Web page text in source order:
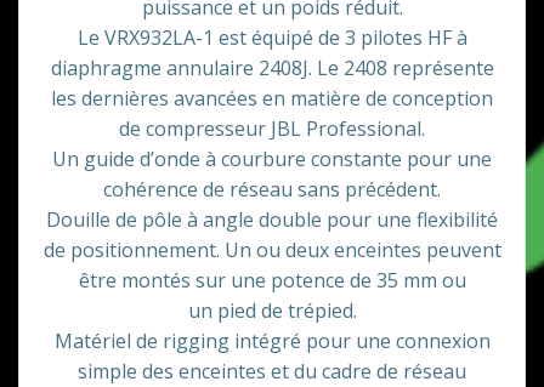
puissance et un poids réduit.
Le VRX932LA-1 est équipé de 3 pilotes HF à
diaphragme annulaire 2408J. Le 2408 représente
les dernières avancées en matière de conception
de compresseur JBL Professional.
Un guide d’onde à courbure constante pour une
cohérence de réseau sans précédent.
Douille de pôle à angle double pour une flexibilité
de positionnement. Un ou deux enceintes peuvent
être montés sur une potence de 35 mm ou
un pied de trépied.
Matériel de rigging intégré pour une connexion
simple des enceintes et du cadre de réseau